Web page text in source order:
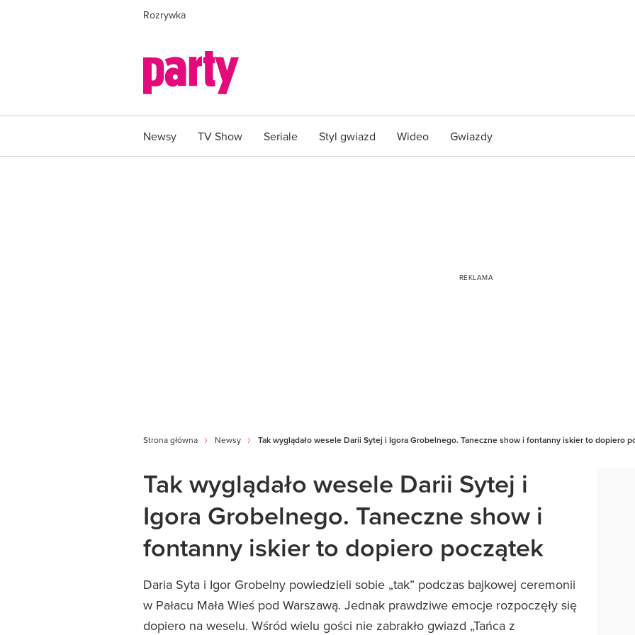
Rozrywka
Newsy TV Show Seriale Styl gwiazd Wideo Gwiazdy
Strona główna Newsy Tak wyglądało wesele Darii Sytej i Igora Grobelnego. Taneczne show i fontanny iskier to dopiero
Tak wyglądało wesele Darii Sytej i
Igora Grobelnego. Taneczne show i
fontanny iskier to dopiero początek
Daria Syta i Igor Grobelny powiedzieli sobie „tak” podczas bajkowej ceremonii
w Pałacu Mała Wieś pod Warszawą. Jednak prawdziwe emocje rozpoczęły się
dopiero na weselu. Wśród wielu gości nie zabrakło gwiazd „Tańca z